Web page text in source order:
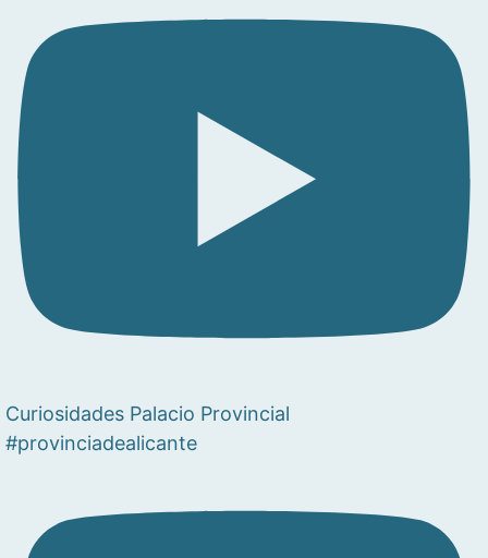
Curiosidades Palacio Provincial
#provinciadealicante